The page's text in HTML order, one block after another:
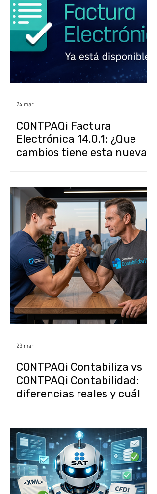
CONTPAQi Factura
Electrónica 14.0.1: ¿Que
cambios tiene esta nueva
24 mar
CONTPAQi Contabiliza vs
CONTPAQi Contabilidad:
diferencias reales y cuál
23 mar